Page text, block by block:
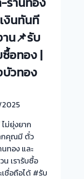
งินทันที
น📌รับ
อทอง |
วทอง
2025
ม่ยุ่งยาก
กคุณมี ตั๋ว
นทอง และ
เรารับซื้อ
ชื่อถือได้ #รับ